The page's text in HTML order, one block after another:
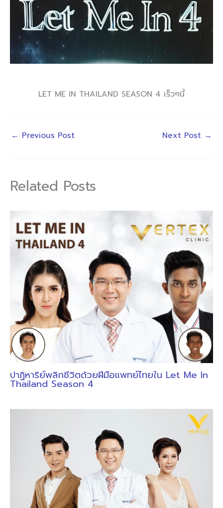
LET ME IN THAILAND SEASON 4 เร็วๆนี้
← Previous Post Next Post →
Related Posts
ปาฏิหาริย์พลิกชีวิตด้วยฝีมือแพทย์ไทยใน Let Me In
Thailand Season 4